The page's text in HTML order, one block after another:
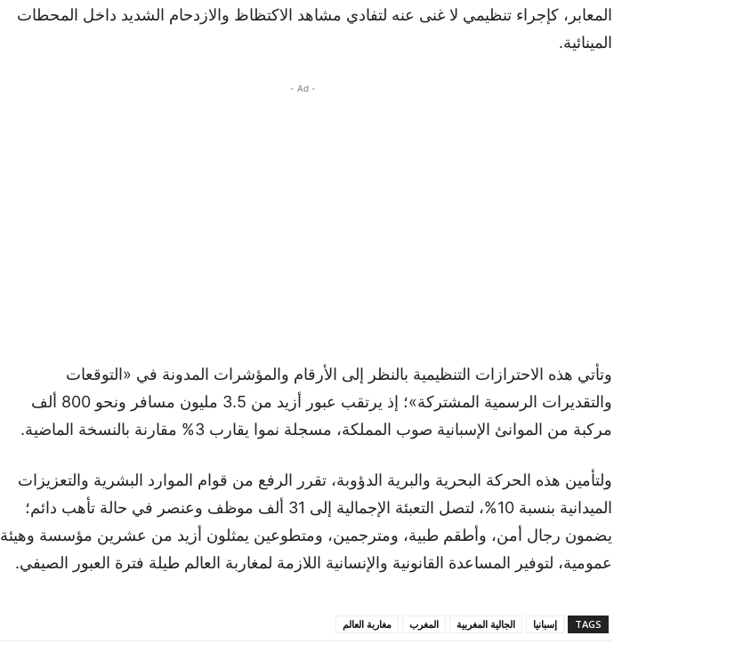
المعابر، كإجراء تنظيمي لا غنى عنه لتفادي مشاهد الاكتظاظ والازدحام الشديد داخل المحطات
المينائية.
- Ad -
وتأتي هذه الاحترازات التنظيمية بالنظر إلى الأرقام والمؤشرات المدونة في «التوقعات
والتقديرات الرسمية المشتركة»؛ إذ يرتقب عبور أزيد من 3.5 مليون مسافر ونحو 800 ألف
مركبة من الموانئ الإسبانية صوب المملكة، مسجلة نموا يقارب 3% مقارنة بالنسخة الماضية.
ولتأمين هذه الحركة البحرية والبرية الدؤوبة، تقرر الرفع من قوام الموارد البشرية والتعزيزات
الميدانية بنسبة 10%، لتصل التعبئة الإجمالية إلى 31 ألف موظف وعنصر في حالة تأهب دائم؛
يضمون رجال أمن، وأطقم طبية، ومترجمين، ومتطوعين يمثلون أزيد من عشرين مؤسسة وهيئة
عمومية، لتوفير المساعدة القانونية والإنسانية اللازمة لمغاربة العالم طيلة فترة العبور الصيفي.
TAGS إسبانيا الجالية المغربية المغرب مغاربة العالم